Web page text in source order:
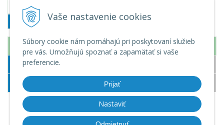
Vaše nastavenie cookies
Súbory cookie nám pomáhajú pri poskytovaní služieb
pre vás. Umožňujú spoznať a zapamätať si vaše
preferencie.
Prijať
Nastaviť
Nepracovný deň
Dnes
16. Júl 2025
15:00
Späť